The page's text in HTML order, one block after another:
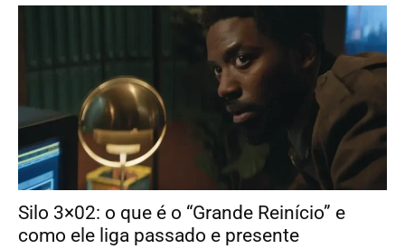
Silo 3×02: o que é o “Grande Reinício” e
como ele liga passado e presente